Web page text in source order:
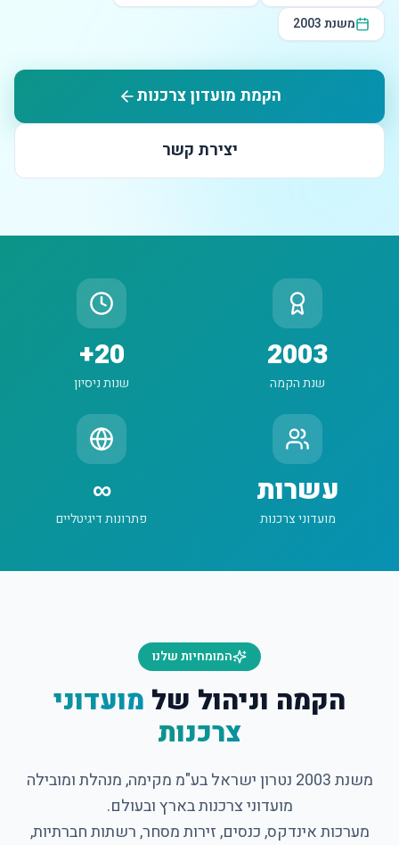
משנת 2003
הקמת מועדון צרכנות
יצירת קשר
2003
שנת הקמה
20+
שנות ניסיון
עשרות
מועדוני צרכנות
∞
פתרונות דיגיטליים
המומחיות שלנו
הקמה וניהול של מועדוני
צרכנות
משנת 2003 נטרון ישראל בע"מ מקימה, מנהלת ומובילה
מועדוני צרכנות בארץ ובעולם.
מערכות אינדקס, כנסים, זירות מסחר, רשתות חברתיות,